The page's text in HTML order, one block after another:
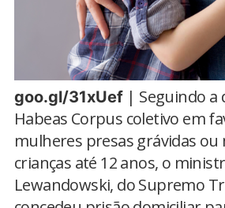
goo.gl/31xUef | Seguindo a
Habeas Corpus coletivo em
mulheres presas grávidas ou
crianças até 12 anos, o
Lewandowski, do Supremo